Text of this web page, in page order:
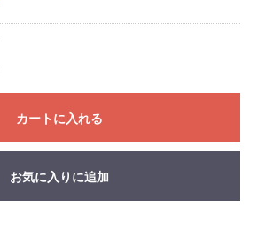
カートに入れる
お気に入りに追加